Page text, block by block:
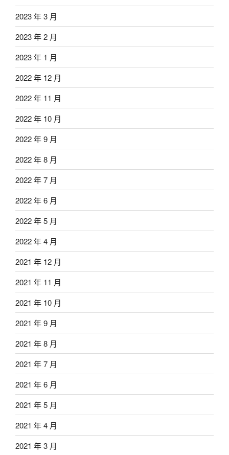
2023 年 3 月
2023 年 2 月
2023 年 1 月
2022 年 12 月
2022 年 11 月
2022 年 10 月
2022 年 9 月
2022 年 8 月
2022 年 7 月
2022 年 6 月
2022 年 5 月
2022 年 4 月
2021 年 12 月
2021 年 11 月
2021 年 10 月
2021 年 9 月
2021 年 8 月
2021 年 7 月
2021 年 6 月
2021 年 5 月
2021 年 4 月
2021 年 3 月